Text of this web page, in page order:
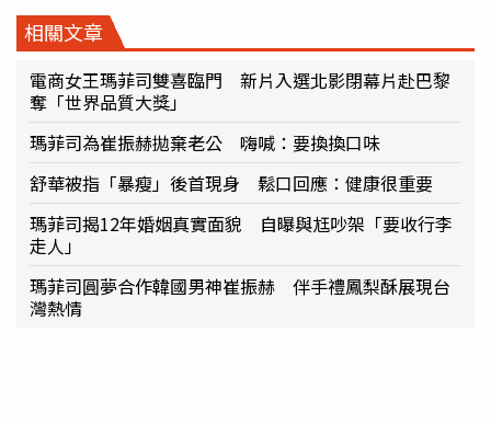
相關文章
電商女王瑪菲司雙喜臨門 新片入選北影閉幕片赴巴黎
奪「世界品質大獎」
瑪菲司為崔振赫拋棄老公 嗨喊：要換換口味
舒華被指「暴瘦」後首現身 鬆口回應：健康很重要
瑪菲司揭12年婚姻真實面貌 自曝與尪吵架「要收行李
走人」
瑪菲司圓夢合作韓國男神崔振赫 伴手禮鳳梨酥展現台
灣熱情